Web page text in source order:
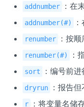
addnumber ：在
addnumber(#)
renumber ：按
renumber(#) ：
sort ：编号前进
dryrun ：报告
r ：将变量名储